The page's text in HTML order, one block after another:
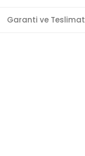
Garanti ve Teslimat